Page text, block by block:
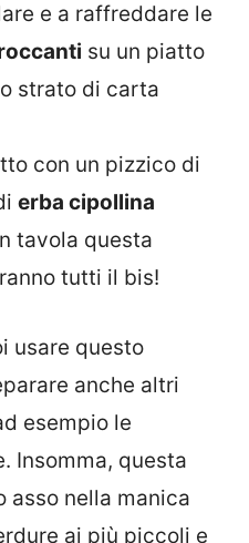
e a raffreddare le
su un piatto
strato di carta
con un pizzico di
erba cipollina
tavola questa
tutti il bis!
usare questo
anche altri
esempio le
Insomma, questa
nella manica
ai più piccoli e